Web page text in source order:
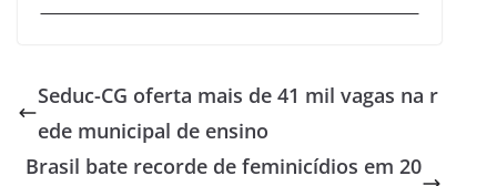
Seduc-CG oferta mais de 41 mil vagas na r
ede municipal de ensino
Brasil bate recorde de feminicídios em 20